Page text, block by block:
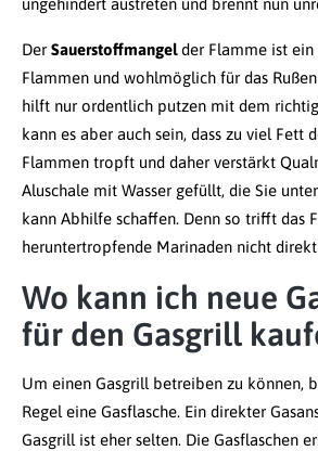
ungehindert austreten und brennt nun
Der Sauerstoffmangelder Flamme ist ein
Flammen und wohlmöglich für das
hilft nur ordentlich putzen mit dem
kann es aber auch sein, dass zu viel Fett
Flammen tropft und daher verstärkt
Aluschale mit Wasser gefüllt, die Sie
kann Abhilfe schaffen. Denn so trifft das
heruntertropfende Marinaden nicht
Wo kann ich neue
für den Gasgrill
Um einen Gasgrill betreiben zu können,
Regel eine Gasflasche. Ein direkter
Gasgrill ist eher selten. Die Gasflaschen